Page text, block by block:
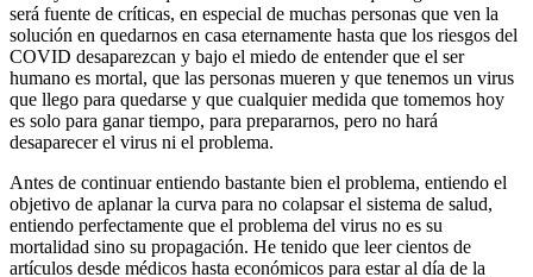
será fuente de críticas, en especial de muchas personas que ven la
solución en quedarnos en casa eternamente hasta que los riesgos del
COVID desaparezcan y bajo el miedo de entender que el ser
humano es mortal, que las personas mueren y que tenemos un virus
que llego para quedarse y que cualquier medida que tomemos hoy
es solo para ganar tiempo, para prepararnos, pero no hará
desaparecer el virus ni el problema.
Antes de continuar entiendo bastante bien el problema, entiendo el
objetivo de aplanar la curva para no colapsar el sistema de salud,
entiendo perfectamente que el problema del virus no es su
mortalidad sino su propagación. He tenido que leer cientos de
artículos desde médicos hasta económicos para estar al día de la